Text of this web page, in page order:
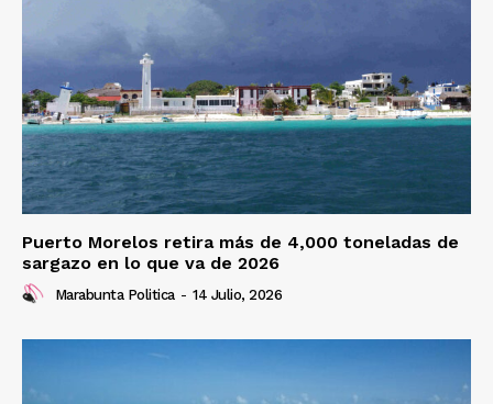
Puerto Morelos retira más de 4,000 toneladas de
sargazo en lo que va de 2026
Marabunta Politica - 14 Julio, 2026